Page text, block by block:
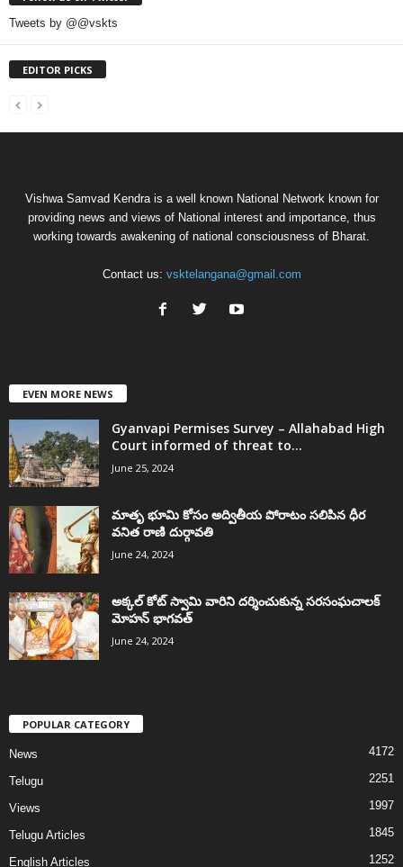
Tweets by @@vskts
EDITOR PICKS
Vishwa Samvad Kendra is a well known National Network known for
providing news and views of National interest and importance, thus
working towards awakening of national consciousness of Bharat.
Contact us: vsktelangana@gmail.com
EVEN MORE NEWS
Gyanvapi Permises Survey – Allahabad High
Court informed of threat to...
June 25, 2024
మాతృ భూమి కోసం అద్వితీయ పోరాటం సలిపిన ధీర
వనిత రాణి దుర్గావతి
June 24, 2024
అక్కల్‌ కోట్‌ స్వామి వారిని దర్శించుకున్న సరసంఘచాలక్
మోహన్ భాగవత్
June 24, 2024
POPULAR CATEGORY
News 4172
Telugu 2251
Views 1997
Telugu Articles 1845
English Articles 1252